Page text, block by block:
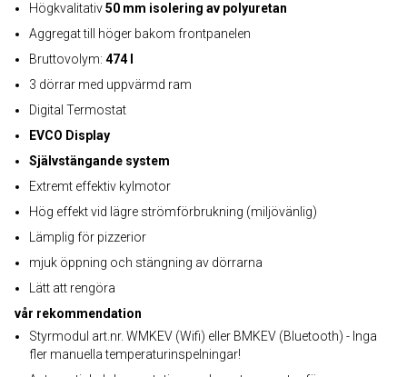
Högkvalitativ50 mm isolering av polyuretan
Aggregat till höger bakom frontpanelen
Bruttovolym: 474 l
3 dörrar med uppvärmd ram
Digital Termostat
EVCO Display
Självstängande system
Extremt effektiv kylmotor
Hög effekt vid lägre strömförbrukning (miljövänlig)
Lämplig för pizzerior
mjuk öppning och stängning av dörrarna
Lätt att rengöra
vår rekommendation
Styrmodul art.nr. WMKEV (Wifi) eller BMKEV (Bluetooth) - Inga
fler manuella temperaturinspelningar!